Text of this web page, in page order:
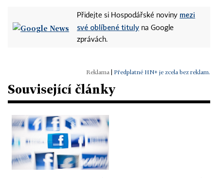
Přidejte si Hospodářské noviny mezi
své oblíbené tituly na Google
zprávách.
Předplatné HN+ je zcela bez reklam.
Související články